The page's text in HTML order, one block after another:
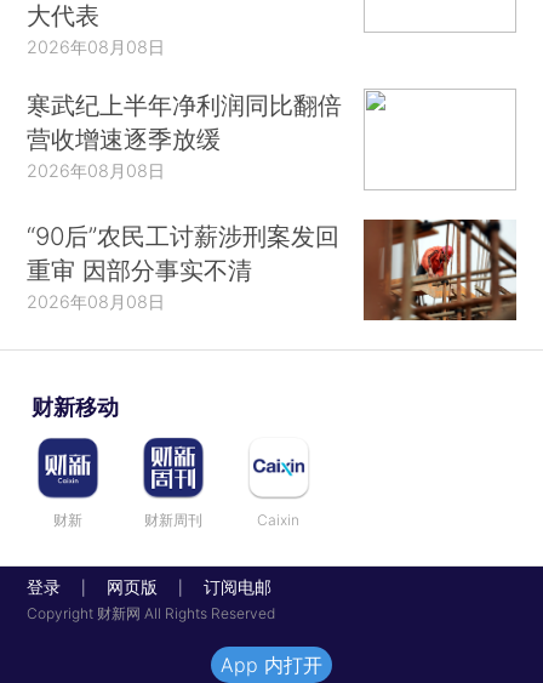
大代表
2026年08月08日
寒武纪上半年净利润同比翻倍
营收增速逐季放缓
2026年08月08日
“90后”农民工讨薪涉刑案发回
重审 因部分事实不清
2026年08月08日
财新移动
财新 财新周刊 Caixin
登录 网页版 订阅电邮
Copyright 财新网 All Rights Reserved
App 内打开